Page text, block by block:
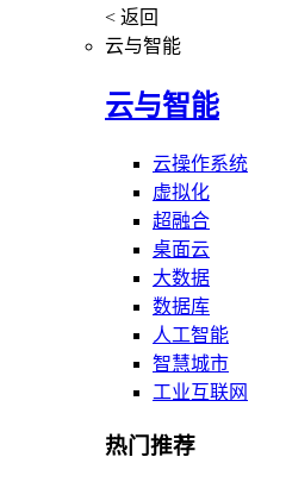
< 返回
云与智能
云与智能
云操作系统
虚拟化
超融合
桌面云
大数据
数据库
人工智能
智慧城市
工业互联网
热门推荐